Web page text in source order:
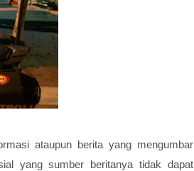
ataupun berita yang mengumbar
yang sumber beritanya tidak dapat